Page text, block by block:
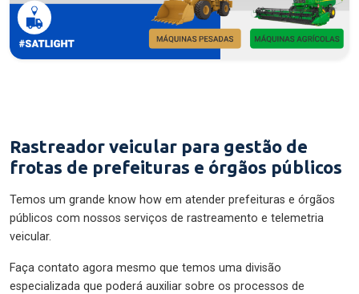
Rastreador veicular para gestão de
frotas de prefeituras e órgãos públicos
Temos um grande know how em atender prefeituras e órgãos
públicos com nossos serviços de rastreamento e telemetria
veicular.
Faça contato agora mesmo que temos uma divisão
especializada que poderá auxiliar sobre os processos de